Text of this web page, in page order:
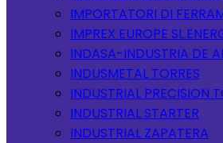
IMPORTATORI DI
IMPREX EUROPE
INDASA-INDUSTRIA DE
INDUSMETAL TORRES
INDUSTRIAL PRECISION
INDUSTRIAL STARTER
INDUSTRIAL ZAPATERA